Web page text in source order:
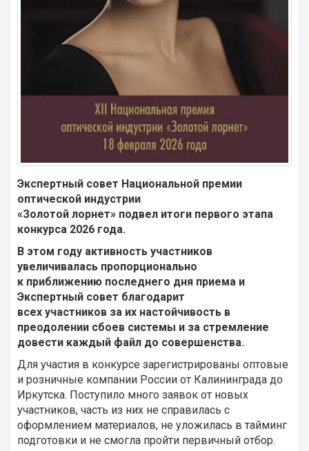
Экспертный совет Национальной премии
оптической индустрии
«Золотой лорнет» подвел итоги первого этапа
конкурса 2026 года.
В этом году активность участников
увеличивалась пропорционально
к приближению последнего дня приема и
Экспертный совет благодарит
всех участников за их настойчивость в
преодолении сбоев системы и за стремление
довести каждый файл до совершенства.
Для участия в конкурсе зарегистрированы оптовые
и розничные компании России от Калининграда до
Иркутска. Поступило много заявок от новых
участников, часть из них не справилась с
оформлением материалов, не уложилась в тайминг
подготовки и не смогла пройти первичный отбор.